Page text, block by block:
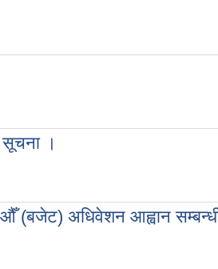
सूचना ।
(बजेट) अधिवेशन आह्वान